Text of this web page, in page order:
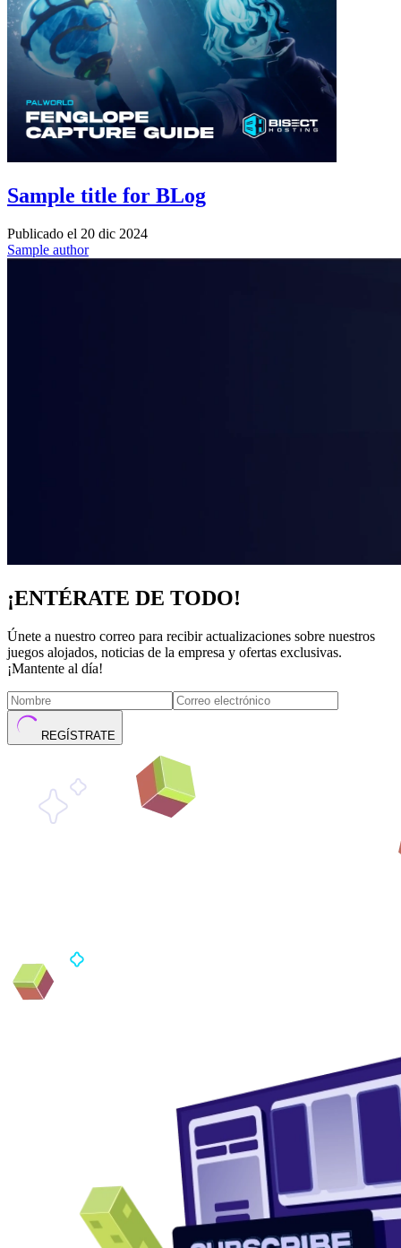
Sample title for BLog
Publicado el 20 dic 2024
Sample author
¡ENTÉRATE DE TODO!
Únete a nuestro correo para recibir actualizaciones sobre nuestros
juegos alojados, noticias de la empresa y ofertas exclusivas.
¡Mantente al día!
REGÍSTRATE